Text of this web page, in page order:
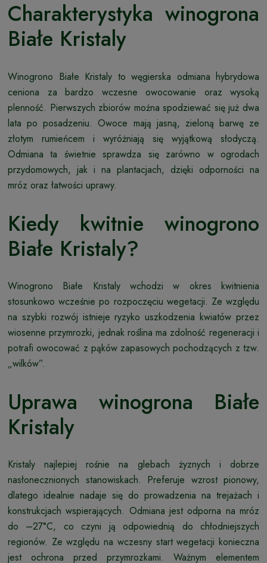
Charakterystyka winogrona
Białe Kristaly
Winogrono Białe Kristaly to węgierska odmiana hybrydowa
ceniona za bardzo wczesne owocowanie oraz wysoką
plenność. Pierwszych zbiorów można spodziewać się już dwa
lata po posadzeniu. Owoce mają jasną, zieloną barwę ze
złotym rumieńcem i wyróżniają się wyjątkową słodyczą.
Odmiana ta świetnie sprawdza się zarówno w ogrodach
przydomowych, jak i na plantacjach, dzięki odporności na
mróz oraz łatwości uprawy.
Kiedy kwitnie winogrono
Białe Kristaly?
Winogrono Białe Kristaly wchodzi w okres kwitnienia
stosunkowo wcześnie po rozpoczęciu wegetacji. Ze względu
na szybki rozwój istnieje ryzyko uszkodzenia kwiatów przez
wiosenne przymrozki, jednak roślina ma zdolność regeneracji i
potrafi owocować z pąków zapasowych pochodzących z tzw.
„wilków”.
Uprawa winogrona Białe
Kristaly
Kristaly najlepiej rośnie na glebach żyznych i dobrze
nasłonecznionych stanowiskach. Preferuje wzrost pionowy,
dlatego idealnie nadaje się do prowadzenia na trejażach i
konstrukcjach wspierających. Odmiana jest odporna na mróz
do –27°C, co czyni ją odpowiednią do chłodniejszych
regionów. Ze względu na wczesny start wegetacji konieczna
jest ochrona przed przymrozkami. Ważnym elementem